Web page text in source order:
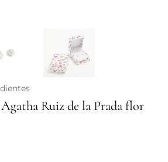
Ruiz de la Prada flor